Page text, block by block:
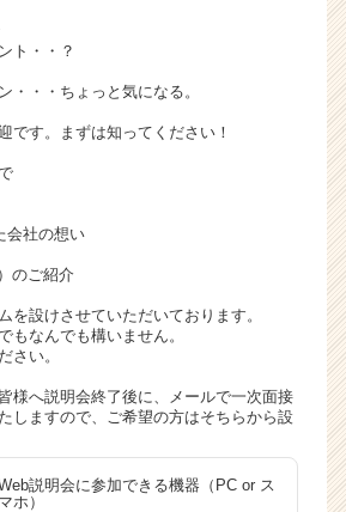
ア
（C
e
e
a
e
r）
ト・・？
・・・ちょっと気になる。
です。まずは知ってください！
会社の想い
のご紹介
を設けさせていただいております。
もなんでも構いません。
さい。
様へ説明会終了後に、メールで一次面接
しますので、ご希望の方はそちらから設
説明会に参加できる機器（PC or ス
マホ）